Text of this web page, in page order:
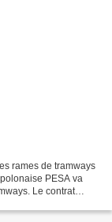
rames de tramways
PESA va
Le contrat